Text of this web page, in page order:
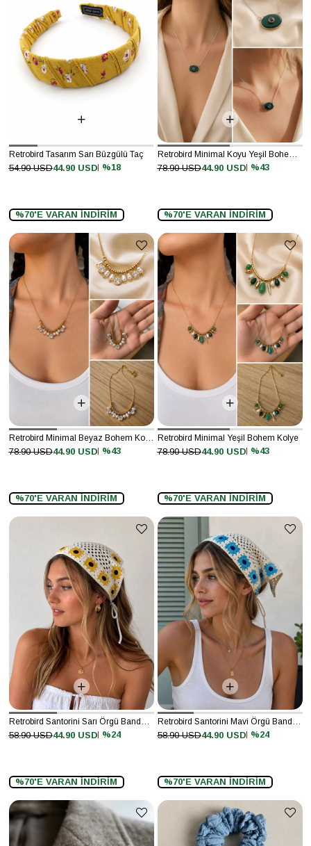
Retrobird Tasarım Sarı Büzgülü Taç
%18
44.90 USD
54.90 USD
%70'E VARAN İNDİRİM
Retrobird Minimal Koyu Yeşil Bohem Kolye
%43
44.90 USD
78.90 USD
%70'E VARAN İNDİRİM
Retrobird Minimal Beyaz Bohem Kolye
%43
44.90 USD
78.90 USD
%70'E VARAN İNDİRİM
Retrobird Minimal Yeşil Bohem Kolye
%43
44.90 USD
78.90 USD
%70'E VARAN İNDİRİM
%24
44.90 USD
58.90 USD
%70'E VARAN İNDİRİM
%24
44.90 USD
58.90 USD
%70'E VARAN İNDİRİM